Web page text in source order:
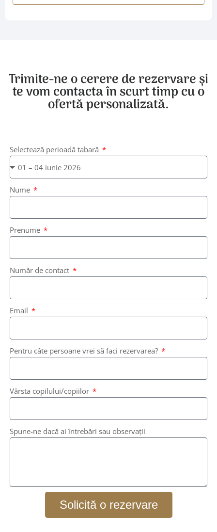
Trimite-ne o cerere de rezervare și
te vom contacta în scurt timp cu o
ofertă personalizată.
Selectează perioadă tabară
Nume
Prenume
Număr de contact
Email
Pentru câte persoane vrei să faci rezervarea?
Vârsta copilului/copiilor
Spune-ne dacă ai întrebări sau observații
Solicită o rezervare